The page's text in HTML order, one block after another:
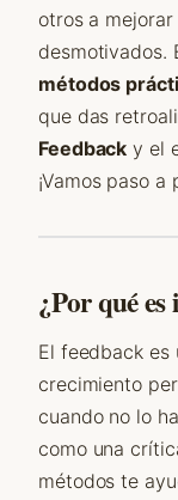
otros a
desmotivados.
métodos
que das
Feedback y el
¡Vamos paso a
¿Por qué
El feedback es
crecimiento
cuando no lo
como una
métodos te